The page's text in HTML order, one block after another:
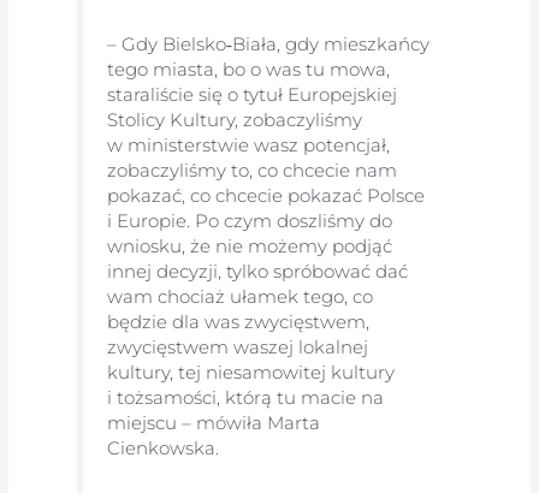
– Gdy Bielsko‑Biała, gdy mieszkańcy
tego miasta, bo o was tu mowa,
staraliście się o tytuł Europejskiej
Stolicy Kultury, zobaczyliśmy
w ministerstwie wasz potencjał,
zobaczyliśmy to, co chcecie nam
pokazać, co chcecie pokazać Polsce
i Europie. Po czym doszliśmy do
wniosku, że nie możemy podjąć
innej decyzji, tylko spróbować dać
wam chociaż ułamek tego, co
będzie dla was zwycięstwem,
zwycięstwem waszej lokalnej
kultury, tej niesamowitej kultury
i tożsamości, którą tu macie na
miejscu – mówiła Marta
Cienkowska.